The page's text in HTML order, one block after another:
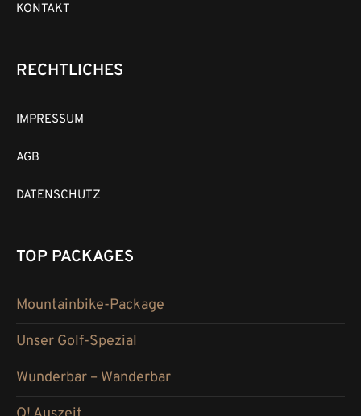
KONTAKT
RECHTLICHES
IMPRESSUM
AGB
DATENSCHUTZ
TOP PACKAGES
Mountainbike-Package
Unser Golf-Spezial
Wunderbar – Wanderbar